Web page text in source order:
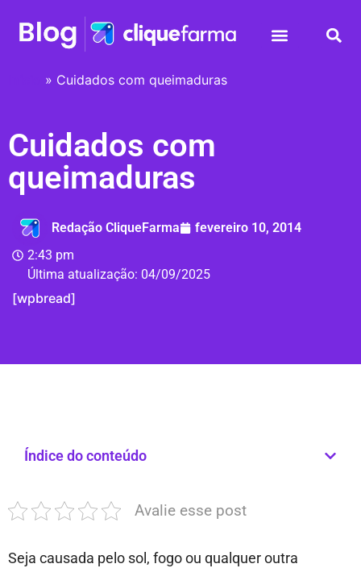
» Cuidados com queimaduras
Cuidados com
queimaduras
Redação CliqueFarma
fevereiro 10, 2014
2:43 pm
Última atualização: 04/09/2025
[wpbread]
Índice do conteúdo
Avalie esse post
Seja causada pelo sol, fogo ou qualquer outra